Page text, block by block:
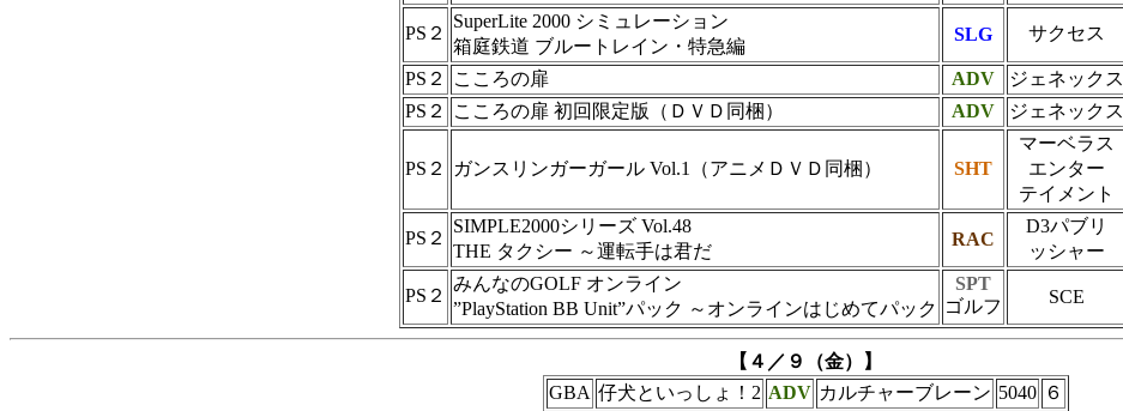
PS２
SuperLite 2000 シミュレーション
箱庭鉄道 ブルートレイン・特急編
SLG サクセス
PS２ こころの扉 ADV ジェネックス
PS２
こころの扉 初回限定版（ＤＶＤ同梱） ADV ジェネックス
PS２ ガンスリンガーガール Vol.1（アニメＤＶＤ同梱） SHT
マーベラス
エンター
テイメント
PS２
SIMPLE2000シリーズ Vol.48
THE タクシー ～運転手は君だ
RAC
D3パブリ
ッシャー
PS２
みんなのGOLF オンライン
”PlayStation BB Unit”パック ～オンラインはじめてパック
SPT
ゴルフ
SCE
【４／９（金）】
GBA 仔犬といっしょ！2 ADV カルチャーブレーン 5040 ６